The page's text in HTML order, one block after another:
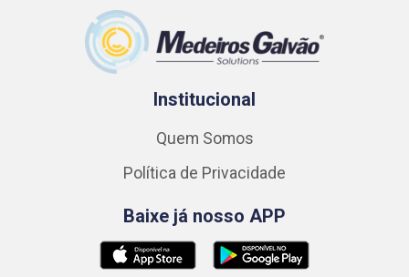
Institucional
Quem Somos
Política de Privacidade
Baixe já nosso APP